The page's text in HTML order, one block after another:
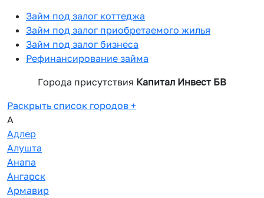
Займ под залог коттеджа
Займ под залог приобретаемого жилья
Займ под залог бизнеса
Рефинансирование займа
Города присутствия Капитал Инвест БВ
Раскрыть список городов +
А
Адлер
Алушта
Анапа
Ангарск
Армавир